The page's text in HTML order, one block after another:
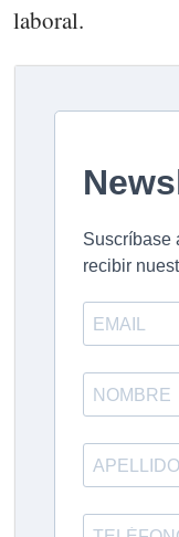
laboral.